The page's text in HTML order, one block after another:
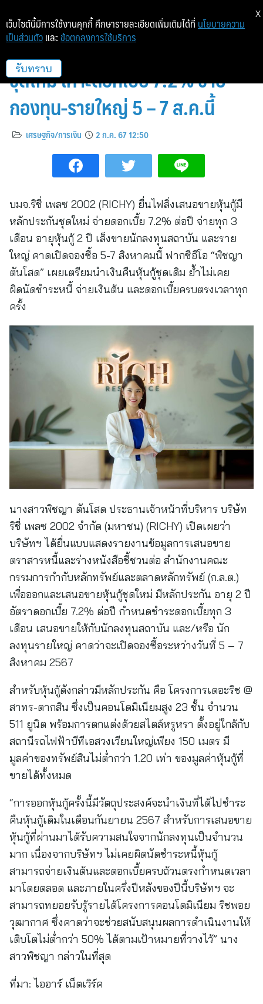
RICHY เล็งออกหุ้นกู้มีหลักประกัน
ชุดใหม่ เคาะดอกเบี้ย 7.2% ขาย
กองทุน-รายใหญ่ 5 – 7 ส.ค.นี้
เศรษฐกิจ/การเงิน 2 ก.ค. 67 12:50
บมจ.ริชี่ เพลซ 2002 (RICHY) ยื่นไฟลิ่งเสนอขายหุ้นกู้มี
หลักประกันชุดใหม่ จ่ายดอกเบี้ย 7.2% ต่อปี จ่ายทุก 3
เดือน อายุหุ้นกู้ 2 ปี เล็งขายนักลงทุนสถาบัน และราย
ใหญ่ คาดเปิดจองซื้อ 5-7 สิงหาคมนี้ ฟากซีอีโอ “พิชญา
ตันโสด” เผยเตรียมนำเงินคืนหุ้นกู้ชุดเดิม ย้ำไม่เคย
ผิดนัดชำระหนี้ จ่ายเงินต้น และดอกเบี้ยครบตรงเวลาทุก
ครั้ง
นางสาวพิชญา ตันโสด ประธานเจ้าหน้าที่บริหาร บริษัท
ริชี่ เพลซ 2002 จำกัด (มหาชน) (RICHY) เปิดเผยว่า
บริษัทฯ ได้ยื่นแบบแสดงรายงานข้อมูลการเสนอขาย
ตราสารหนี้และร่างหนังสือชี้ชวนต่อ สำนักงานคณะ
กรรมการกำกับหลักทรัพย์และตลาดหลักทรัพย์ (ก.ล.ต.)
เพื่อออกและเสนอขายหุ้นกู้ชุดใหม่ มีหลักประกัน อายุ 2 ปี
อัตราดอกเบี้ย 7.2% ต่อปี กำหนดชำระดอกเบี้ยทุก 3
เดือน เสนอขายให้กับนักลงทุนสถาบัน และ/หรือ นัก
ลงทุนรายใหญ่ คาดว่าจะเปิดจองซื้อระหว่างวันที่ 5 – 7
สิงหาคม 2567
สำหรับหุ้นกู้ดังกล่าวมีหลักประกัน คือ โครงการเดอะริช @
สาทร-ตากสิน ซึ่งเป็นคอนโดมิเนียมสูง 23 ชั้น จำนวน
511 ยูนิต พร้อมการตกแต่งด้วยสไตล์หรูหรา ตั้งอยู่ใกล้กับ
สถานีรถไฟฟ้าบีทีเอสวงเวียนใหญ่เพียง 150 เมตร มี
มูลค่าของทรัพย์สินไม่ต่ำกว่า 1.20 เท่า ของมูลค่าหุ้นกู้ที่
ขายได้ทั้งหมด
“การออกหุ้นกู้ครั้งนี้มีวัตถุประสงค์จะนำเงินที่ได้ไปชำระ
คืนหุ้นกู้เดิมในเดือนกันยายน 2567 สำหรับการเสนอขาย
หุ้นกู้ที่ผ่านมาได้รับความสนใจจากนักลงทุนเป็นจำนวน
มาก เนื่องจากบริษัทฯ ไม่เคยผิดนัดชำระหนี้หุ้นกู้
สามารถจ่ายเงินต้นและดอกเบี้ยครบถ้วนตรงกำหนดเวลา
มาโดยตลอด และภายในครึ่งปีหลังของปีนี้บริษัทฯ จะ
สามารถทยอยรับรู้รายได้โครงการคอนโดมิเนียม ริชพอย
วุฒากาศ ซึ่งคาดว่าจะช่วยสนับสนุนผลการดำเนินงานให้
เติบโตไม่ต่ำกว่า 50% ได้ตามเป้าหมายที่วางไว้” นาง
สาวพิชญา กล่าวในที่สุด
ที่มา: ไออาร์ เน็ตเวิร์ค
เว็บไซต์นี้มีการใช้งานคุกกี้ ศึกษารายละเอียดเพิ่มเติมได้ที่ นโยบายความ
เป็นส่วนตัว และ ข้อตกลงการใช้บริการ
รับทราบ
X